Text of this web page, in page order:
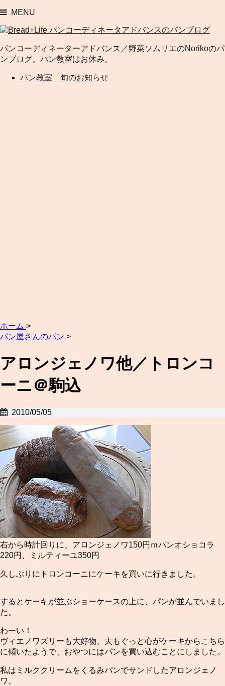
MENU
パンコーディネーターアドバンス／野菜ソムリエのNorikoのパ
ンブログ。パン教室はお休み。
パン教室 旬のお知らせ
ホーム >
パン屋さんのパン >
アロンジェノワ他／トロンコ
ーニ＠駒込
2010/05/05
右から時計回りに、アロンジェノワ150円ｍパンオショコラ
220円、ミルティーユ350円
久しぶりにトロンコーニにケーキを買いに行きました。
するとケーキが並ぶショーケースの上に、パンが並んでいまし
た。
わーい！
ヴィエノワズリーも大好物、夫もぐっと心がケーキからこちら
に傾いたようで、おやつにはパンを買い込むことにしました。
私はミルククリームをくるみパンでサンドしたアロンジェノ
ワ。